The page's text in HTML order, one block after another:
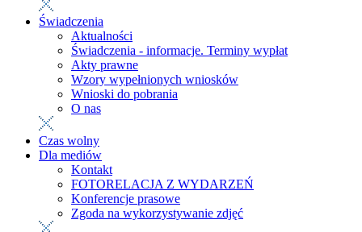
Świadczenia
Aktualności
Świadczenia - informacje. Terminy wypłat
Akty prawne
Wzory wypełnionych wniosków
Wnioski do pobrania
O nas
Czas wolny
Dla mediów
Kontakt
FOTORELACJA Z WYDARZEŃ
Konferencje prasowe
Zgoda na wykorzystywanie zdjęć